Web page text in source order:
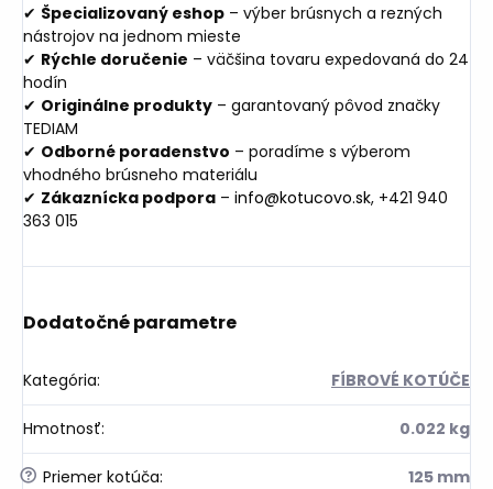
✔ Špecializovaný eshop – výber brúsnych a rezných
nástrojov na jednom mieste
✔ Rýchle doručenie – väčšina tovaru expedovaná do 24
hodín
✔ Originálne produkty – garantovaný pôvod značky
TEDIAM
✔ Odborné poradenstvo – poradíme s výberom
vhodného brúsneho materiálu
✔ Zákaznícka podpora – info@kotucovo.sk, +421 940
363 015
Dodatočné parametre
Kategória: FÍBROVÉ KOTÚČE
Hmotnosť: 0.022 kg
? Priemer kotúča: 125 mm